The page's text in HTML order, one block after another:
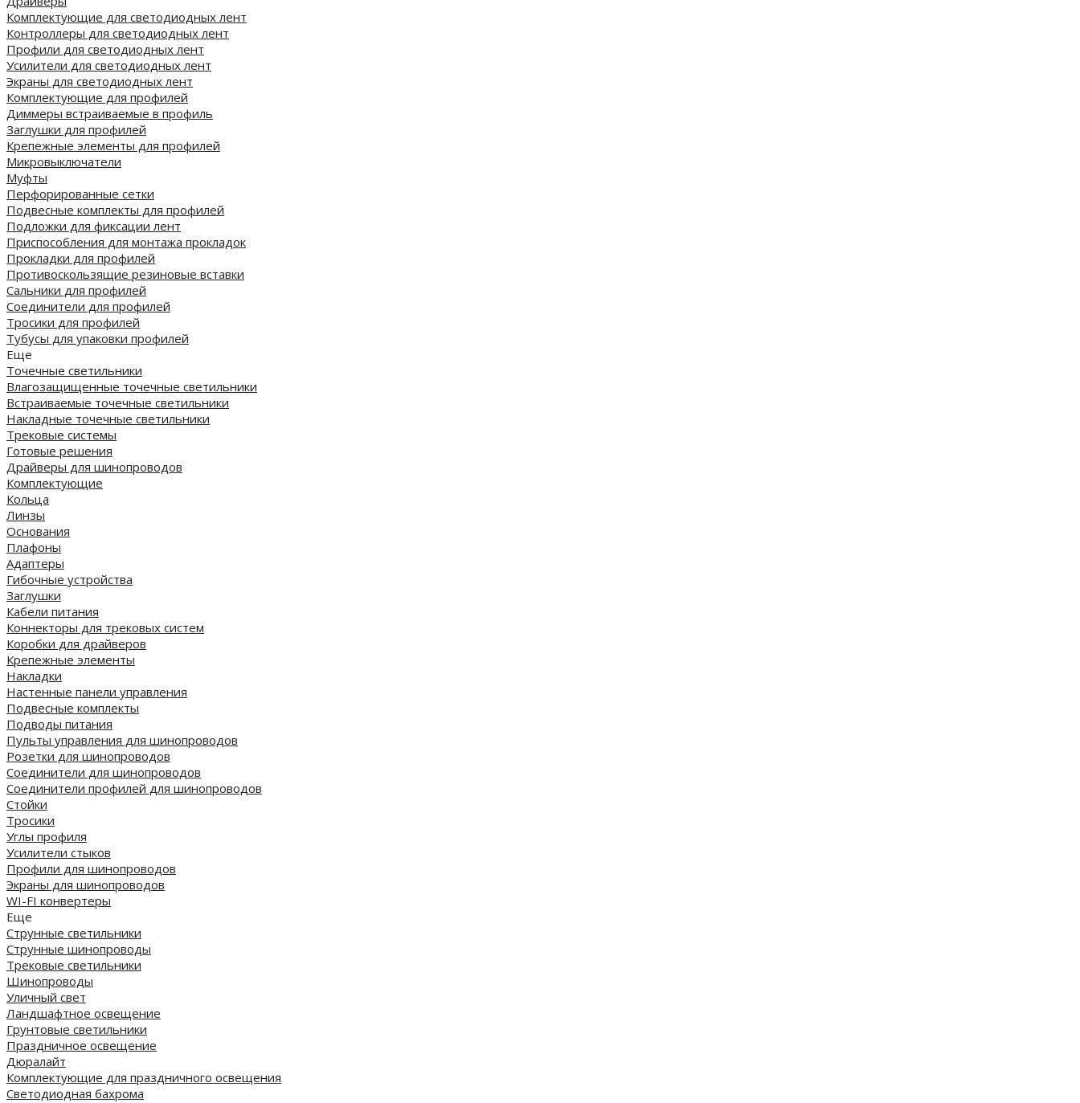
Комплектующие для светодиодных лент
Контроллеры для светодиодных лент
Профили для светодиодных лент
Усилители для светодиодных лент
Экраны для светодиодных лент
Комплектующие для профилей
Диммеры встраиваемые в профиль
Заглушки для профилей
Крепежные элементы для профилей
Микровыключатели
Муфты
Перфорированные сетки
Подвесные комплекты для профилей
Подложки для фиксации лент
Приспособления для монтажа прокладок
Прокладки для профилей
Противоскользящие резиновые вставки
Сальники для профилей
Соединители для профилей
Тросики для профилей
Тубусы для упаковки профилей
Еще
Точечные светильники
Влагозащищенные точечные светильники
Встраиваемые точечные светильники
Накладные точечные светильники
Трековые системы
Готовые решения
Драйверы для шинопроводов
Комплектующие
Кольца
Линзы
Основания
Плафоны
Адаптеры
Гибочные устройства
Заглушки
Кабели питания
Коннекторы для трековых систем
Коробки для драйверов
Крепежные элементы
Накладки
Настенные панели управления
Подвесные комплекты
Подводы питания
Пульты управления для шинопроводов
Розетки для шинопроводов
Соединители для шинопроводов
Соединители профилей для шинопроводов
Стойки
Тросики
Углы профиля
Усилители стыков
Профили для шинопроводов
Экраны для шинопроводов
WI-FI конвертеры
Еще
Струнные светильники
Струнные шинопроводы
Трековые светильники
Шинопроводы
Уличный свет
Ландшафтное освещение
Грунтовые светильники
Праздничное освещение
Дюралайт
Комплектующие для праздничного освещения
Светодиодная бахрома